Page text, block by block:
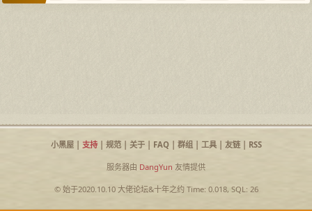
小黑屋| 支持| 规范| 关于| FAQ| 群组| 工具| 友链| RSS
服务器由 DangYun 友情提供
© 始于2020.10.10 大佬论坛&十年之约Time: 0.018, SQL: 26